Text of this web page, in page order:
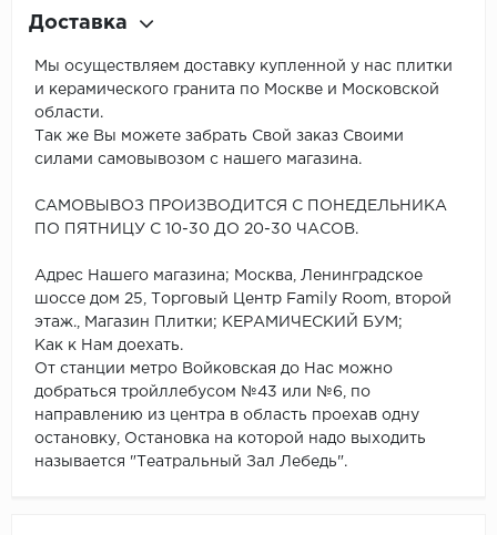
Доставка
Мы осуществляем доставку купленной у нас плитки
и керамического гранита по Москве и Московской
области.
Так же Вы можете забрать Свой заказ Своими
силами самовывозом с нашего магазина.
САМОВЫВОЗ ПРОИЗВОДИТСЯ С ПОНЕДЕЛЬНИКА
ПО ПЯТНИЦУ С 10-30 ДО 20-30 ЧАСОВ.
Адрес Нашего магазина; Москва, Ленинградское
шоссе дом 25, Торговый Центр Family Room, второй
этаж., Магазин Плитки; КЕРАМИЧЕСКИЙ БУМ;
Как к Нам доехать.
От станции метро Войковская до Нас можно
добраться тройллебусом №43 или №6, по
направлению из центра в область проехав одну
остановку, Остановка на которой надо выходить
называется "Театральный Зал Лебедь".